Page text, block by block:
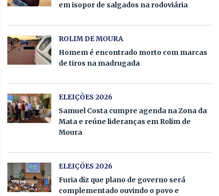
em isopor de salgados na rodoviária
ROLIM DE MOURA
Homem é encontrado morto com marcas
de tiros na madrugada
ELEIÇÕES 2026
Samuel Costa cumpre agenda na Zona da
Mata e reúne lideranças em Rolim de
Moura
ELEIÇÕES 2026
Furia diz que plano de governo será
complementado ouvindo o povo e